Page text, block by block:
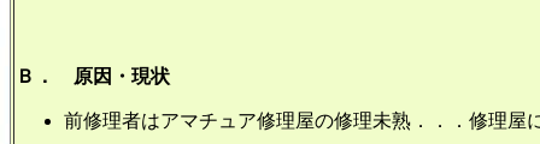
Ｂ． 原因・現状
前修理者はアマチュア修理屋の修理未熟．．．修理屋